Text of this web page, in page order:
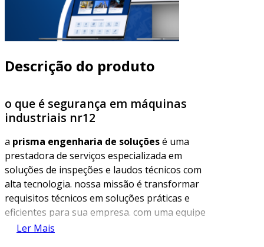
Descrição do produto
o que é segurança em máquinas
industriais nr12
a prisma engenharia de soluçõesé uma
prestadora de serviços especializada em
soluções de inspeções e laudos técnicos com
alta tecnologia. nossa missão é transformar
requisitos técnicos em soluções práticas e
eficientes para sua empresa. com uma equipe
de especialistas, garantimos que os laudos que
Ler Mais